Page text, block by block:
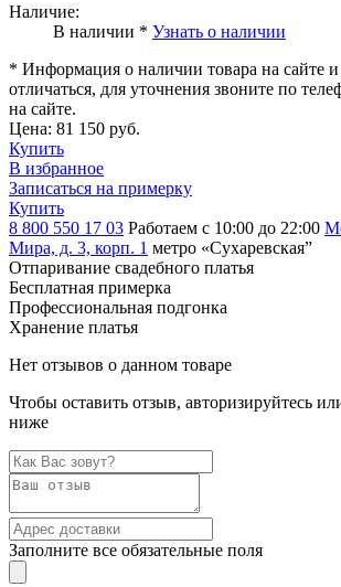
Наличие:
В наличии * Узнать о наличии
* Информация о наличии товара на сайте
отличаться, для уточнения звоните по
на сайте.
Цена: 81 150 руб.
Купить
В избранное
Записаться на примерку
Купить
8 800 550 17 03 Работаем с 10:00 до 22:00
Мира, д. 3, корп. 1 метро «Сухаревская”
Отпаривание свадебного платья
Бесплатная примерка
Профессиональная подгонка
Хранение платья
Нет отзывов о данном товаре
Чтобы оставить отзыв, авторизируйтесь
ниже
Заполните все обязательные поля